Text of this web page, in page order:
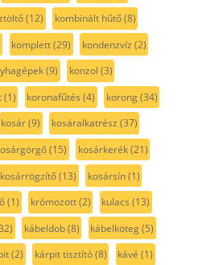
(12) kombinált hűtő(8)
komplett(29) kondenzvíz (2)
(9) konzol (3)
(1) koronafűtés (4) korong(34)
kosár(9) kosáralkatrész (37)
(15) kosárkerék(21)
kosárrögzítő(13) kosársín(1)
(1) krómozott(2) kulacs (13)
kábeldob(8) kábelköteg(5)
(2) kárpit tisztító(8) kávé (1)